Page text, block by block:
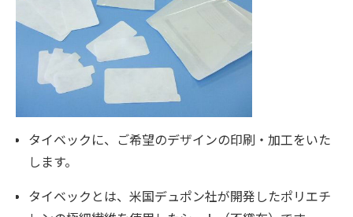
タイベックに、ご希望のデザインの印刷・加工をいた
します。
タイベックとは、米国デュポン社が開発したポリエチ